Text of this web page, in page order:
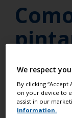
de
Não se
We respect
By clicking
on your device to
assist in our
information.